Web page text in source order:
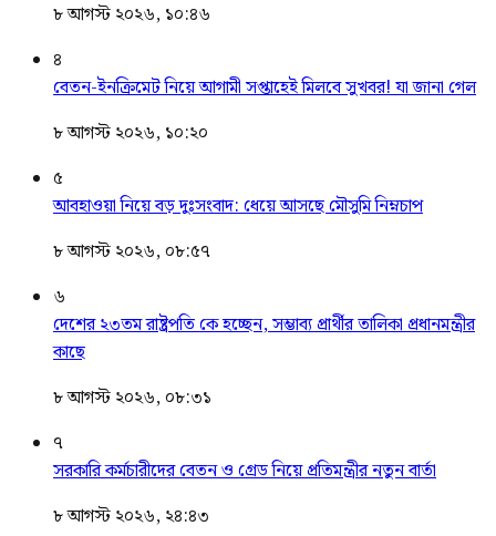
৮ আগস্ট ২০২৬, ১০:৪৬
৪
বেতন-ইনক্রিমেট নিয়ে আগামী সপ্তাহেই মিলবে সুখবর! যা জানা গেল
৮ আগস্ট ২০২৬, ১০:২০
৫
আবহাওয়া নিয়ে বড় দুঃসংবাদ: ধেয়ে আসছে মৌসুমি নিম্নচাপ
৮ আগস্ট ২০২৬, ০৮:৫৭
৬
দেশের ২৩তম রাষ্ট্রপতি কে হচ্ছেন, সম্ভাব্য প্রার্থীর তালিকা প্রধানমন্ত্রীর
কাছে
৮ আগস্ট ২০২৬, ০৮:৩১
৭
সরকারি কর্মচারীদের বেতন ও গ্রেড নিয়ে প্রতিমন্ত্রীর নতুন বার্তা
৮ আগস্ট ২০২৬, ২৪:৪৩